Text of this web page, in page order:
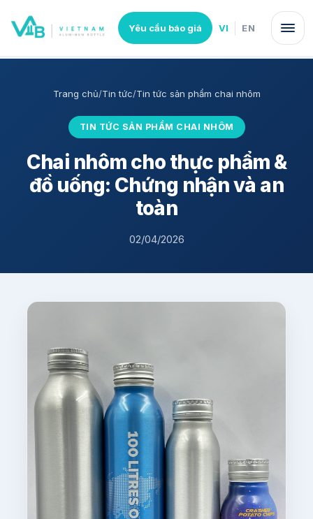
Yêu cầu báo giá VI EN
Trang chủ/Tin tức/Tin tức sản phẩm chai nhôm
TIN TỨC SẢN PHẨM CHAI NHÔM
Chai nhôm cho thực phẩm &
đồ uống: Chứng nhận và an
toàn
02/04/2026